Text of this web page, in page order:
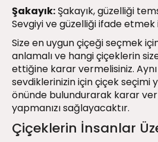
Şakayık: Şakayık, güzelliği
Sevgiyi ve güzelliği ifade etmek
Size en uygun çiçeği seçmek
anlamalı ve hangi çiçeklerin
ettiğine karar vermelisiniz.
sevdiklerinizin için çiçek seçimi
önünde bulundurarak karar
yapmanızı sağlayacaktır.
Çiçeklerin İnsanlar